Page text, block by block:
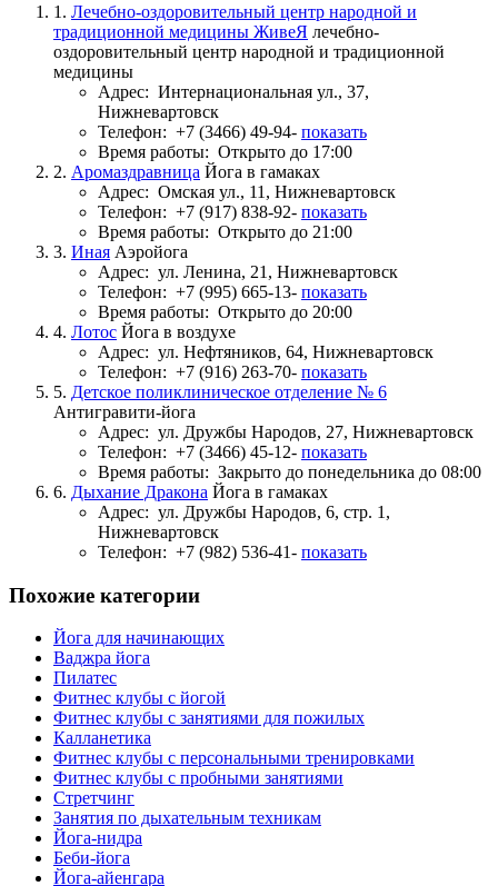
1. Лечебно-оздоровительный центр народной и
традиционной медицины ЖивеЯ лечебно-
оздоровительный центр народной и традиционной
медицины
Адрес: Интернациональная ул., 37,
Нижневартовск
Телефон: +7 (3466) 49-94- показать
Время работы: Открыто до 17:00
2. Аромаздравница Йога в гамаках
Адрес: Омская ул., 11, Нижневартовск
Телефон: +7 (917) 838-92- показать
Время работы: Открыто до 21:00
3. Иная Аэройога
Адрес: ул. Ленина, 21, Нижневартовск
Телефон: +7 (995) 665-13- показать
Время работы: Открыто до 20:00
4. Лотос Йога в воздухе
Адрес: ул. Нефтяников, 64, Нижневартовск
Телефон: +7 (916) 263-70- показать
5. Детское поликлиническое отделение № 6
Антигравити-йога
Адрес: ул. Дружбы Народов, 27, Нижневартовск
Телефон: +7 (3466) 45-12- показать
Время работы: Закрыто до понедельника до 08:00
6. Дыхание Дракона Йога в гамаках
Адрес: ул. Дружбы Народов, 6, стр. 1,
Нижневартовск
Телефон: +7 (982) 536-41- показать
Похожие категории
Йога для начинающих
Ваджра йога
Пилатес
Фитнес клубы с йогой
Фитнес клубы с занятиями для пожилых
Калланетика
Фитнес клубы с персональными тренировками
Фитнес клубы с пробными занятиями
Стретчинг
Занятия по дыхательным техникам
Йога-нидра
Беби-йога
Йога-айенгара